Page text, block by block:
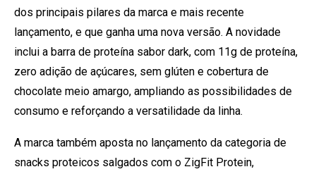
dos principais pilares da marca e mais recente
lançamento, e que ganha uma nova versão. A novidade
inclui a barra de proteína sabor dark, com 11g de proteína,
zero adição de açúcares, sem glúten e cobertura de
chocolate meio amargo, ampliando as possibilidades de
consumo e reforçando a versatilidade da linha.
A marca também aposta no lançamento da categoria de
snacks proteicos salgados com o ZigFit Protein,